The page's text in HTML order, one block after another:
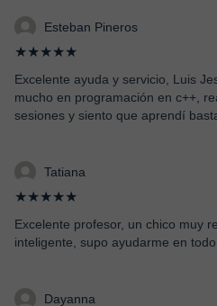
Esteban Pineros
★★★★★
Excelente ayuda y servicio, Luis
mucho en programación en c++,
sesiones y siento que aprendí
Tatiana
★★★★★
Excelente profesor, un chico muy
inteligente, supo ayudarme en
Dayanna